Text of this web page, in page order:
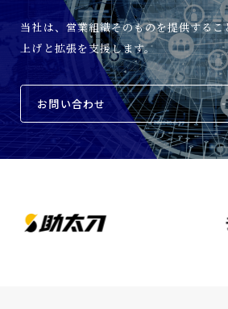
ソリューション
コンサルタント
事例紹介
ウェビナー
当社は、営業組織そのものを提供する
上げと拡張を支援します。
お問い合わせ